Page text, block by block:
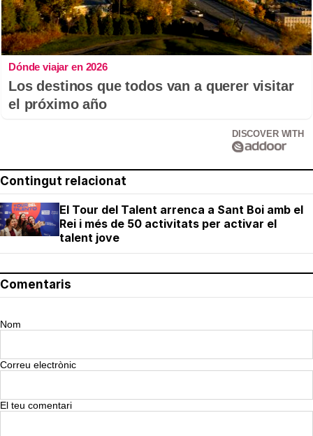
Dónde viajar en 2026
Los destinos que todos van a querer visitar
el próximo año
DISCOVER WITH
Contingut relacionat
El Tour del Talent arrenca a Sant Boi amb el
Rei i més de 50 activitats per activar el
talent jove
Comentaris
Nom
Correu electrònic
El teu comentari